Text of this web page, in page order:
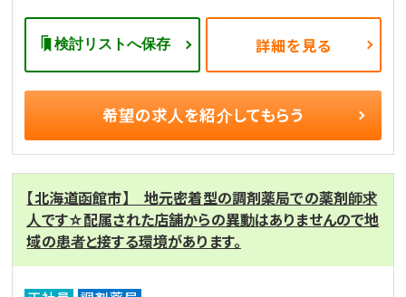
検討リストへ保存 詳細を見る
希望の求人を紹介してもらう
【北海道函館市】 地元密着型の調剤薬局での薬剤師求
人です☆配属された店舗からの異動はありませんので地
域の患者と接する環境があります。